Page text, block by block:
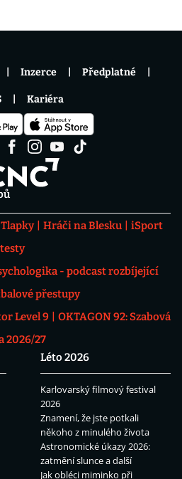
Hráči na Blesku
iSport
- podcast rozbíjející
přestupy
Level 9
OKTAGON 92: Szabová
2026/27
Léto 2026
Karlovarský filmový festival
2026
Znamení, že jste potkali
někoho z minulého života
Astronomické úkazy 2026:
zatmění slunce a další
Jak obléci miminko při
Inzerce Předplatné
Kariéra